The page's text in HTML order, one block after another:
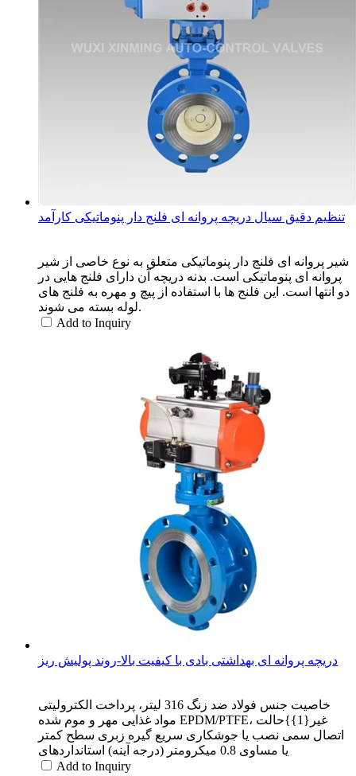
تنظیم دقیق سیال دریچه پروانه ای فلنج دار پنوماتیکی کارآمد
شیر پروانه ای فلنج دار پنوماتیکی متعلق به نوع خاصی از شیر
پروانه ای پنوماتیکی است. بدنه دریچه آن دارای فلنج هایی در
دو انتها است. این فلنج ها با استفاده از پیچ و مهره به فلنج های
لوله بسته می شوند.
Add to Inquiry
دریچه پروانه ای بهداشتی بادی با کیفیت بالا-روند پولیش ریز
خاصیت جنس فولاد ضد زنگ 316 لیتر، پرداخت الکترولیتی
مواد غذایی مهر و موم شده EPDM/PTFE، غیر{1}}حالت
اتصال سمی نصب یا جوشکاری سریع گیره زبری سطح کمتر
یا مساوی 0.8 میکرومتر (درجه آینه) استانداردهای
Add to Inquiry